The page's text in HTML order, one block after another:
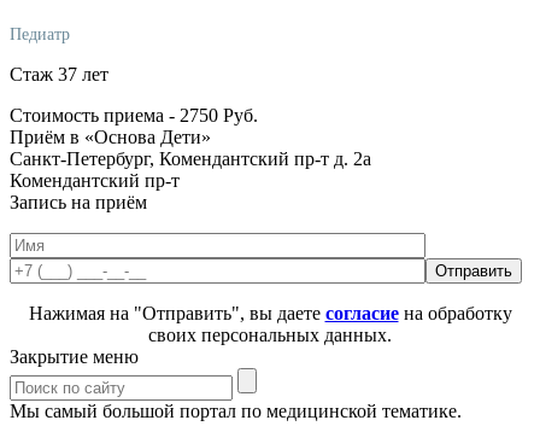
Педиатр
Стаж 37 лет
Стоимость приема - 2750 Руб.
Приём в «Основа Дети»
Санкт-Петербург, Комендантский пр-т д. 2а
Комендантский пр-т
Запись на приём
Нажимая на "Отправить", вы даете согласиена обработку
своих персональных данных.
Закрытие меню
Мы самый большой портал по медицинской тематике.